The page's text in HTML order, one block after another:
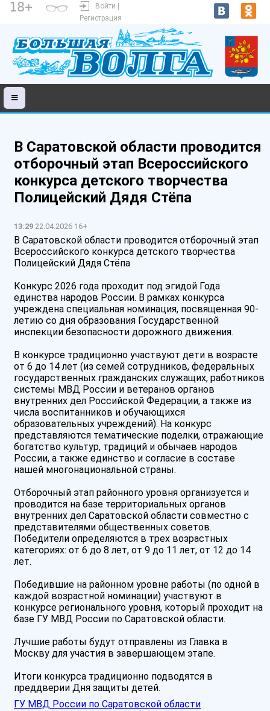
18+
Войти |
Регистрация
В Саратовской области проводится
отборочный этап Всероссийского
конкурса детского творчества
Полицейский Дядя Стёпа
13:29 22.04.2026 16+
В Саратовской области проводится отборочный этап
Всероссийского конкурса детского творчества
Полицейский Дядя Стёпа
Конкурс 2026 года проходит под эгидой Года
единства народов России. В рамках конкурса
учреждена специальная номинация, посвященная 90-
летию со дня образования Государственной
инспекции безопасности дорожного движения.
В конкурсе традиционно участвуют дети в возрасте
от 6 до 14 лет (из семей сотрудников, федеральных
государственных гражданских служащих, работников
системы МВД России и ветеранов органов
внутренних дел Российской Федерации, а также из
числа воспитанников и обучающихся
образовательных учреждений). На конкурс
представляются тематические поделки, отражающие
богатство культур, традиций и обычаев народов
России, а также единство и согласие в составе
нашей многонациональной страны.
Отборочный этап районного уровня организуется и
проводится на базе территориальных органов
внутренних дел Саратовской области совместно с
представителями общественных советов.
Победители определяются в трех возрастных
категориях: от 6 до 8 лет, от 9 до 11 лет, от 12 до 14
лет.
Победившие на районном уровне работы (по одной в
каждой возрастной номинации) участвуют в
конкурсе регионального уровня, который проходит на
базе ГУ МВД России по Саратовской области.
Лучшие работы будут отправлены из Главка в
Москву для участия в завершающем этапе.
Итоги конкурса традиционно подводятся в
преддверии Дня защиты детей.
ГУ МВД России по Саратовской области